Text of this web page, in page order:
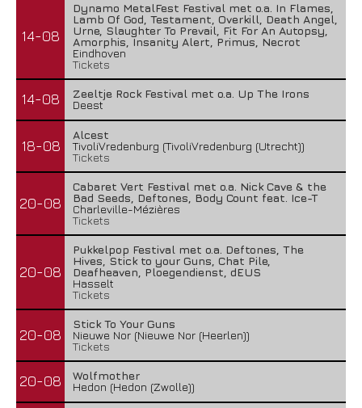
14-08
Dynamo MetalFest Festival met o.a. In Flames,
Lamb Of God, Testament, Overkill, Death Angel,
Urne, Slaughter To Prevail, Fit For An Autopsy,
Amorphis, Insanity Alert, Primus, Necrot
Eindhoven
Tickets
14-08
Zeeltje Rock Festival met o.a. Up The Irons
Deest
18-08
Alcest
TivoliVredenburg (TivoliVredenburg (Utrecht))
Tickets
20-08
Cabaret Vert Festival met o.a. Nick Cave & the
Bad Seeds, Deftones, Body Count feat. Ice-T
Charleville-Mézières
Tickets
20-08
Pukkelpop Festival met o.a. Deftones, The
Hives, Stick to your Guns, Chat Pile,
Deafheaven, Ploegendienst, dEUS
Hasselt
Tickets
20-08
Stick To Your Guns
Nieuwe Nor (Nieuwe Nor (Heerlen))
Tickets
20-08
Wolfmother
Hedon (Hedon (Zwolle))